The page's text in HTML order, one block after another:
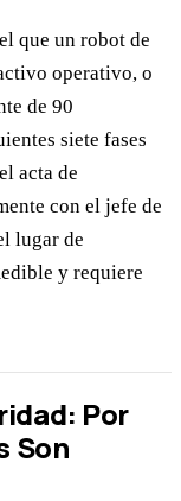
que un robot de
operativo, o
de 90
siete fases
acta de
con el jefe de
lugar de
y requiere
Por
Son